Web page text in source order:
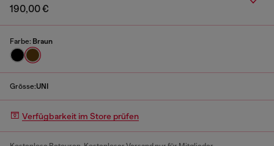
190,00 €
Farbe: Braun
Grösse:UNI
Verfügbarkeit im Store prüfen